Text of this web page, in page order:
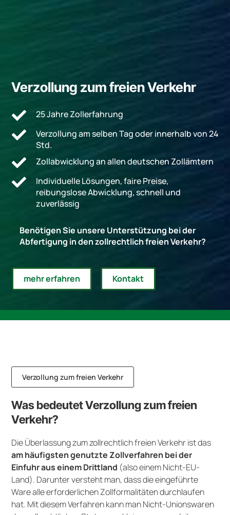
Verzollung zum freien Verkehr
 25 Jahre Zollerfahrung

Verzollung am selben Tag oder innerhalb von 24
Std.
 Zollabwicklung an allen deutschen Zollämtern

Individuelle Lösungen, faire Preise,
reibungslose Abwicklung, schnell und
zuverlässig
Benötigen Sie unsere Unterstützung bei der
Abfertigung in den zollrechtlich freien Verkehr?
mehr erfahren Kontakt
Verzollung zum freien Verkehr
Was bedeutet Verzollung zum freien
Verkehr?
Die Überlassung zum zollrechtlich freien Verkehr ist das
am häufigsten genutzte Zollverfahren bei der
Einfuhr aus einem Drittland (also einem Nicht-EU-
Land). Darunter versteht man, dass die eingeführte
Ware alle erforderlichen Zollformalitäten durchlaufen
hat. Mit diesem Verfahren kann man Nicht-Unionswaren